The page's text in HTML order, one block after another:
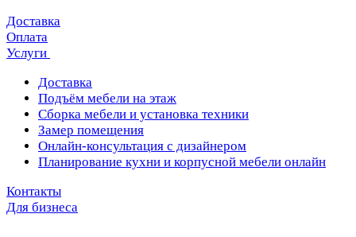
Доставка
Оплата
Услуги
Доставка
Подъём мебели на этаж
Сборка мебели и установка техники
Замер помещения
Онлайн-консультация с дизайнером
Планирование кухни и корпусной мебели онлайн
Контакты
Для бизнеса